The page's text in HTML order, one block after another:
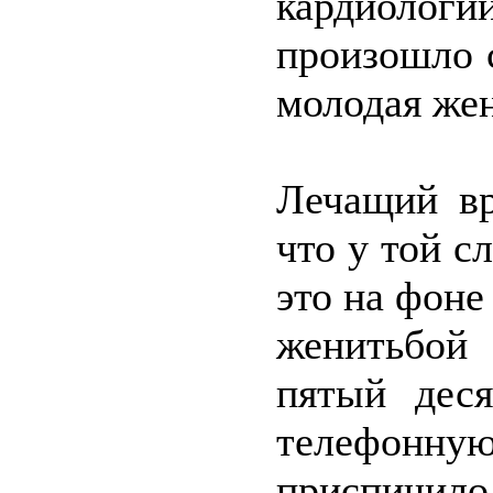
произошло
молодая
Лечащий
что у той
это на
пятый